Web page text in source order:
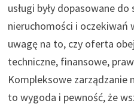
usługi były dopasowane
nieruchomości i oczekiwań
uwagę na to, czy oferta
techniczne, finansowe,
Kompleksowe zarządzanie
to wygoda i pewność, że